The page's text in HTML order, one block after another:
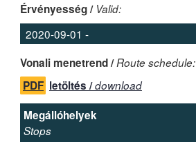
Érvényesség / Valid:
Vonali menetrend /Route schedule:
PDF letöltés /download
Megállóhelyek
Stops